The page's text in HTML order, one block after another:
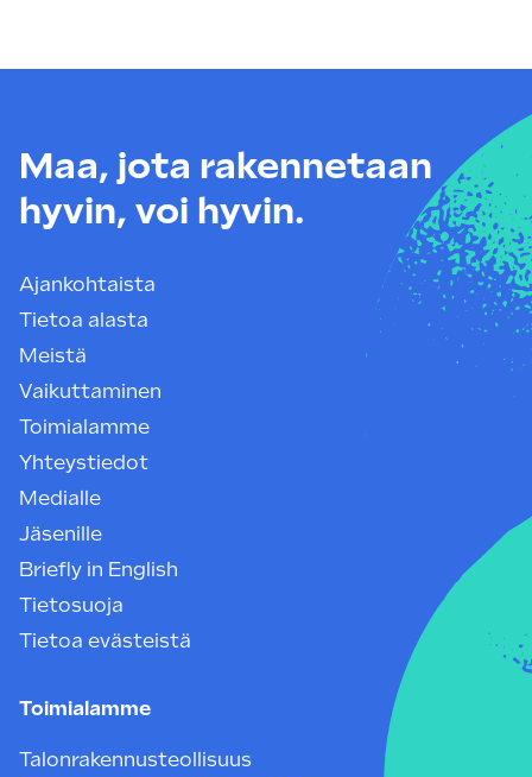
Maa, jota rakennetaan
hyvin, voi hyvin.
Ajankohtaista
Tietoa alasta
Meistä
Vaikuttaminen
Toimialamme
Yhteystiedot
Medialle
Jäsenille
Briefly in English
Tietosuoja
Tietoa evästeistä
Toimialamme
Talonrakennusteollisuus